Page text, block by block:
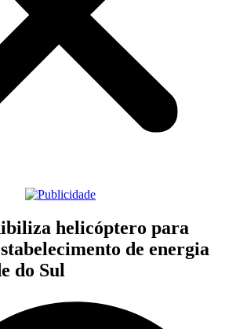
helicóptero para
de energia
do Sul